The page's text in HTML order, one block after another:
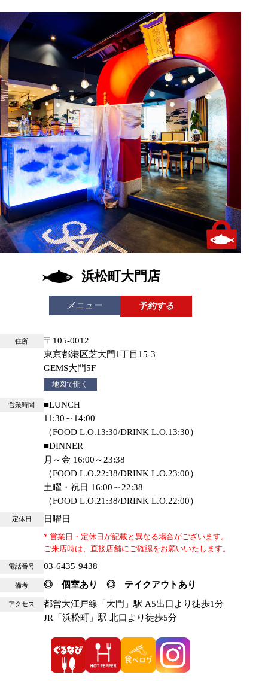
テイクアウトあり
浜松町大門店
メニュー 予約する
住所
〒105-0012
東京都港区芝大門1丁目15-3
GEMS大門5F
地図で開く
営業時間
■LUNCH
11:30～14:00
（FOOD L.O.13:30/DRINK L.O.13:30）
■DINNER
月～金 16:00～23:38
（FOOD L.O.22:38/DRINK L.O.23:00）
土曜・祝日 16:00～22:38
（FOOD L.O.21:38/DRINK L.O.22:00）
定休日 日曜日
* 営業日・定休日が記載と異なる場合がございます。
ご来店時は、直接店舗にご確認をお願いいたします。
電話番号 03-6435-9438
備考 ◎ 個室あり ◎ テイクアウトあり
アクセス
都営大江戸線「大門」駅 A5出口より徒歩1分
JR「浜松町」駅 北口より徒歩5分